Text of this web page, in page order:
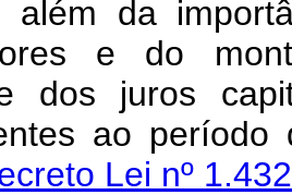
além da
e do
dos juros
ao
Lei nº